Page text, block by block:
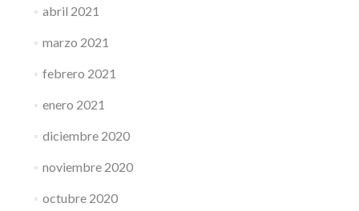
abril 2021
marzo 2021
febrero 2021
enero 2021
diciembre 2020
noviembre 2020
octubre 2020